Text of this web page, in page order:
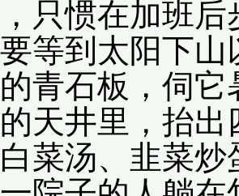
只惯在加班
等到太阳下
青石板，伺
天井里，抬
菜汤、韭菜